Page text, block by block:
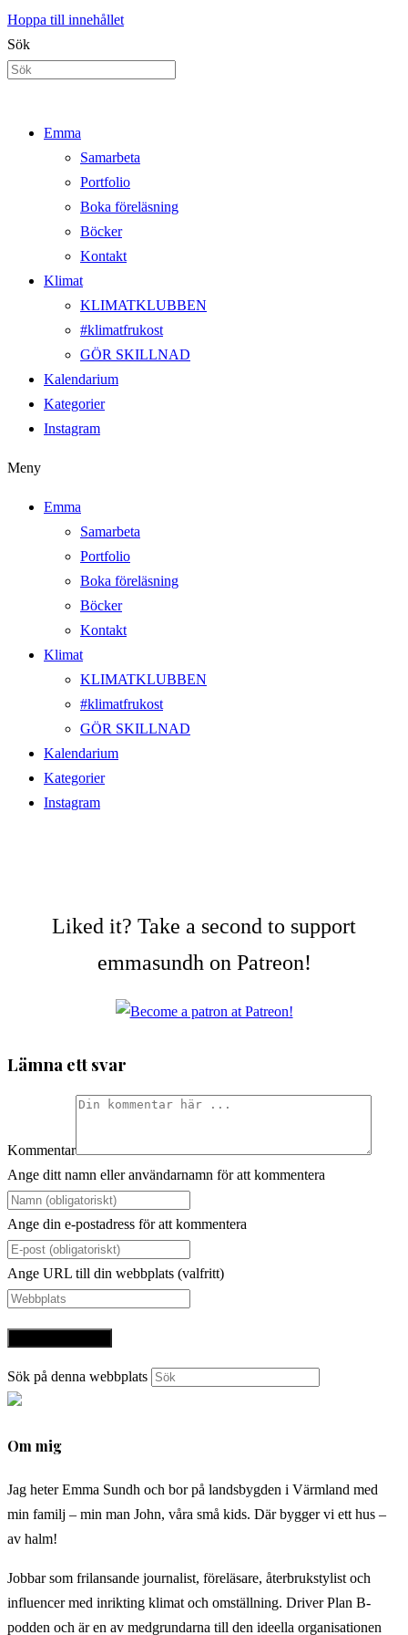
Hoppa till innehållet
Sök
Emma
Samarbeta
Portfolio
Boka föreläsning
Böcker
Kontakt
Klimat
KLIMATKLUBBEN
#klimatfrukost
GÖR SKILLNAD
Kalendarium
Kategorier
Instagram
Meny
Emma
Samarbeta
Portfolio
Boka föreläsning
Böcker
Kontakt
Klimat
KLIMATKLUBBEN
#klimatfrukost
GÖR SKILLNAD
Kalendarium
Kategorier
Instagram
Liked it? Take a second to support
emmasundh on Patreon!
Lämna ett svar
Kommentar
Ange ditt namn eller användarnamn för att kommentera
Ange din e-postadress för att kommentera
Ange URL till din webbplats (valfritt)
Sök på denna webbplats
Om mig
Jag heter Emma Sundh och bor på landsbygden i Värmland med
min familj – min man John, våra små kids. Där bygger vi ett hus –
av halm!
Jobbar som frilansande journalist, föreläsare, återbrukstylist och
influencer med inrikting klimat och omställning. Driver Plan B-
podden och är en av medgrundarna till den ideella organisationen